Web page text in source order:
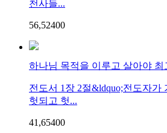
천사들...
56,52400
하나님 목적을 이루고 살아야 최
전도서 1장 2절&ldquo;전도자가
헛되고 헛...
41,65400